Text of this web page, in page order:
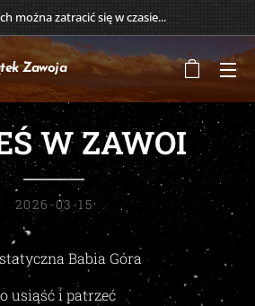
można zatracić się w czasie...
Zawoja
W ZAWOI
2026-03-15
Babia Góra
usiąść i patrzeć 😍